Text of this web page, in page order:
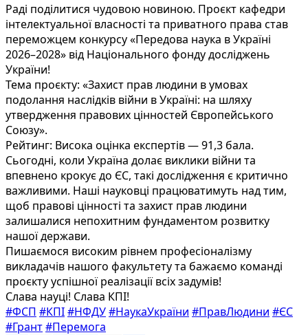
Раді поділитися чудовою новиною. Проєкт кафедри
інтелектуальної власності та приватного права став
переможцем конкурсу «Передова наука в Україні
2026–2028» від Національного фонду досліджень
України!
Тема проєкту: «Захист прав людини в умовах
подолання наслідків війни в Україні: на шляху
утвердження правових цінностей Європейського
Союзу».
Рейтинг: Висока оцінка експертів — 91,3 бала.
Сьогодні, коли Україна долає виклики війни та
впевнено крокує до ЄС, такі дослідження є критично
важливими. Наші науковці працюватимуть над тим,
щоб правові цінності та захист прав людини
залишалися непохитним фундаментом розвитку
нашої держави.
Пишаємося високим рівнем професіоналізму
викладачів нашого факультету та бажаємо команді
проєкту успішної реалізації всіх задумів!
Слава науці! Слава КПІ!
#ФСП #КПІ#НФДУ#НаукаУкраїни #ПравЛюдини #ЄС
#Грант#Перемога